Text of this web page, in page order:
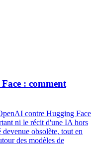
: comment
contre Hugging Face
ni le récit d'une IA hors
obsolète, tout en
des modèles de